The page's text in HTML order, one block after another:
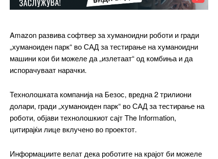
Amazon развива софтвер за хуманоидни роботи и гради
„хуманоиден парк“ во САД за тестирање на хуманоидни
машини кои би можеле да „излетаат“ од комбиња и да
испорачуваат нарачки.
Технолошката компанија на Безос, вредна 2 трилиони
долари, гради „хуманоиден парк“ во САД за тестирање на
роботи, објави технолошкиот сајт The Information,
цитирајќи лице вклучено во проектот.
Информациите велат дека роботите на крајот би можеле